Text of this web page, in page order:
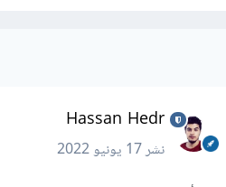
Hassan Hedr
نشر17 يونيو 2022